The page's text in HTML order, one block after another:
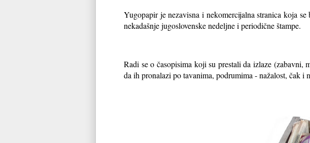
Yugopapir je nezavisna i nekomercijalna stranica koja
nekadašnje jugoslovenske nedeljne i periodične štampe.
Radi se o časopisima koji su prestali da izlaze
da ih pronalazi po tavanima, podrumima - nažalost, čak i